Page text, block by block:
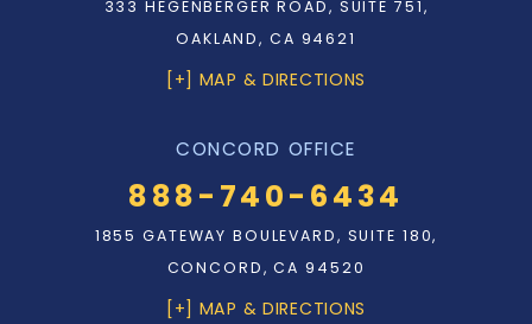
333 HEGENBERGER ROAD, SUITE 751,
OAKLAND, CA 94621
[+] MAP & DIRECTIONS
CONCORD OFFICE
888-740-6434
1855 GATEWAY BOULEVARD, SUITE 180,
CONCORD, CA 94520
[+] MAP & DIRECTIONS